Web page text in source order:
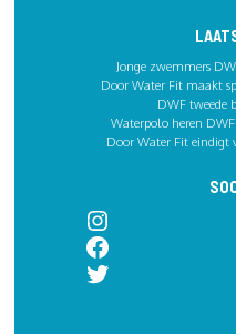
Jonge zwemmers
Door Water Fit maakt
DWF tweede
Waterpolo heren
Door Water Fit eindigt
Instagram
Facebook
Twitter